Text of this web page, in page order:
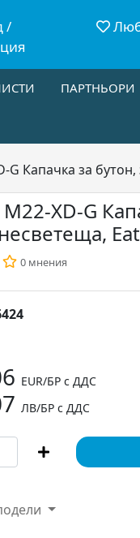
/
ПАРТНЬОРИ
G Капачка за
XD-G
0 мнения
EUR/БР с ДДС
ЛВ/БР с ДДС